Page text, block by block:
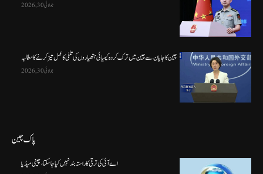
جولائی 30, 2026
چین کا جاپان سے چین میں ترک کردہ کیمیائی ہتھیاروں کی تلفی کا عمل تیز کرنے کا مطالبہ
جولائی 30, 2026
پاک چین
اے آئی کی ترقی کا راستہ بند نہیں کیا جا سکتا، چینی میڈیا